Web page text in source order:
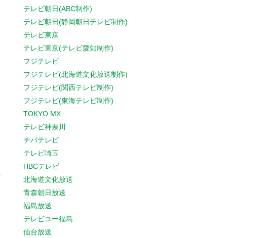
テレビ朝日(ABC制作)
テレビ朝日(静岡朝日テレビ制作)
テレビ東京
テレビ東京(テレビ愛知制作)
フジテレビ
フジテレビ(北海道文化放送制作)
フジテレビ(関西テレビ制作)
フジテレビ(東海テレビ制作)
TOKYO MX
テレビ神奈川
チバテレビ
テレビ埼玉
HBCテレビ
北海道文化放送
青森朝日放送
福島放送
テレビユー福島
仙台放送